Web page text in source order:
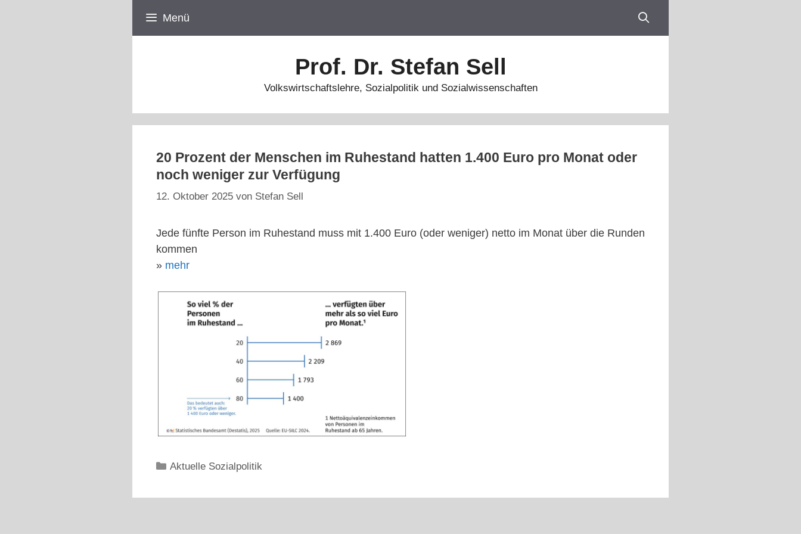
Menü
Prof. Dr. Stefan Sell
Volkswirtschaftslehre, Sozialpolitik und Sozialwissenschaften
20 Prozent der Menschen im Ruhestand hatten 1.400 Euro pro Monat oder
noch weniger zur Verfügung
12. Oktober 2025 von Stefan Sell
Jede fünfte Person im Ruhestand muss mit 1.400 Euro (oder weniger) netto im Monat über die Runden
kommen
» mehr
Kategorien
Aktuelle Sozialpolitik